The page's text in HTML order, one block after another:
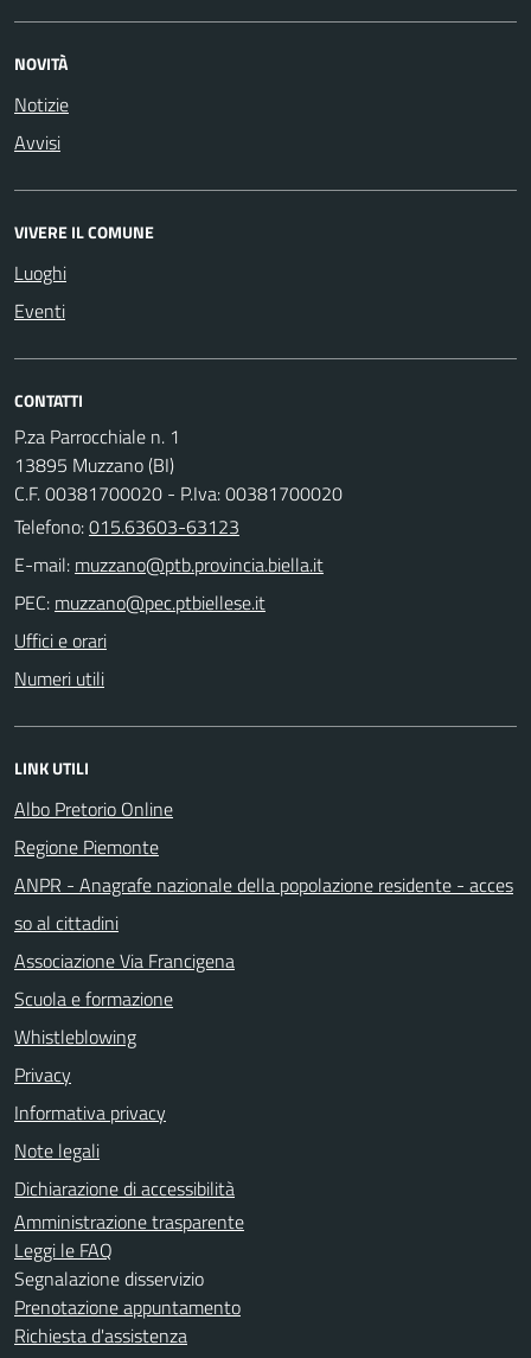
NOVITÀ
Notizie
Avvisi
VIVERE IL COMUNE
Luoghi
Eventi
CONTATTI
P.za Parrocchiale n. 1
13895 Muzzano (BI)
C.F. 00381700020 - P.Iva: 00381700020
Telefono:015.63603-63123
E-mail:
PEC:
Uffici e orari
Numeri utili
LINK UTILI
Albo Pretorio Online
Regione Piemonte
ANPR - Anagrafe nazionale della popolazione residente - acces
so al cittadini
Associazione Via Francigena
Scuola e formazione
Whistleblowing
Privacy
Informativa privacy
Note legali
Dichiarazione di accessibilità
Amministrazione trasparente
Leggi le FAQ
Segnalazione disservizio
Prenotazione appuntamento
Richiesta d'assistenza